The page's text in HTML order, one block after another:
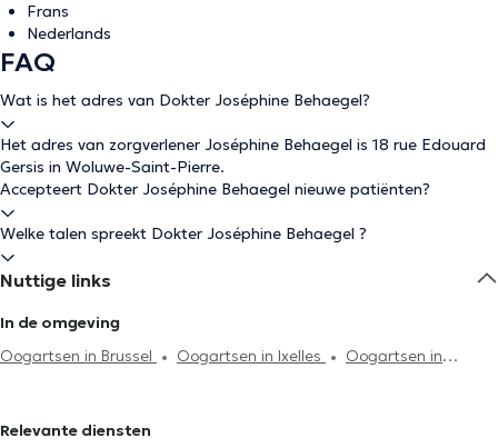
Frans
Nederlands
FAQ
Wat is het adres van Dokter Joséphine Behaegel?
Het adres van zorgverlener Joséphine Behaegel is 18 rue Edouard
Gersis in Woluwe-Saint-Pierre.
Accepteert Dokter Joséphine Behaegel nieuwe patiënten?
Welke talen spreekt Dokter Joséphine Behaegel ?
Nuttige links
In de omgeving
Oogartsen in Brussel
Oogartsen in Ixelles
Oogartsen in
Oogartsen in Ganshoren
Relevante diensten